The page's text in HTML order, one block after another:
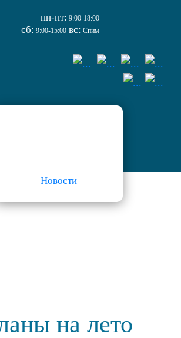
пн-пт: 9:00-18:00
сб: 9:00-15:00вс: Спим
Новости
на лето